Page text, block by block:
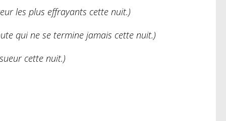
les plus effrayants cette nuit.)
qui ne se termine jamais cette nuit.)
cette nuit.)